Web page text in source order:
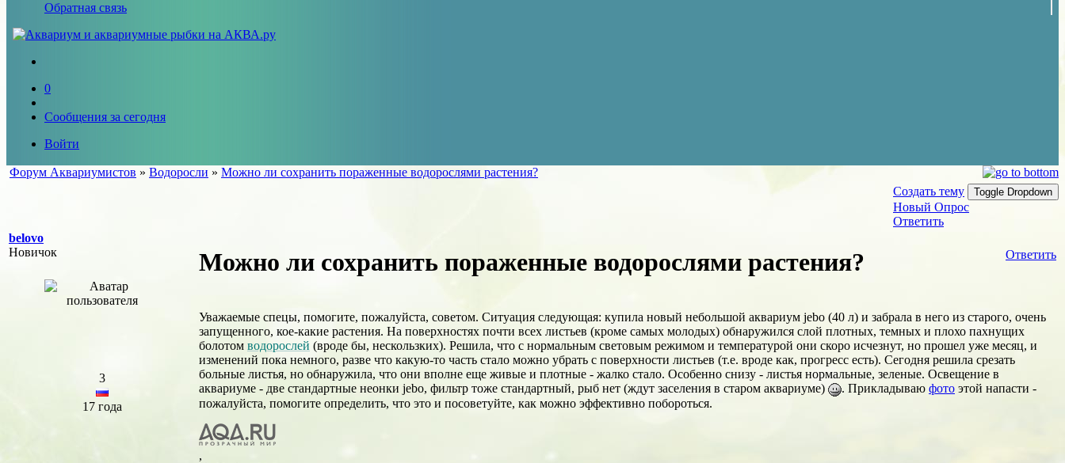
Обратная связь
0
Сообщения за сегодня
Войти
Форум Аквариумистов » Водоросли » Можно ли сохранить пораженные водорослями растения?
Создать тему
Toggle Dropdown
Новый Опрос
Ответить
belovo
Новичок
3
17 года
Ответить
Можно ли сохранить пораженные водорослями растения?
Уважаемые спецы, помогите, пожалуйста, советом. Ситуация следующая: купила новый небольшой аквариум jebo (40 л) и забрала в него из старого, очень
запущенного, кое-какие растения. На поверхностях почти всех листьев (кроме самых молодых) обнаружился слой плотных, темных и плохо пахнущих
болотом водорослей (вроде бы, нескользких). Решила, что с нормальным световым режимом и температурой они скоро исчезнут, но прошел уже месяц, и
изменений пока немного, разве что какую-то часть стало можно убрать с поверхности листьев (т.е. вроде как, прогресс есть). Сегодня решила срезать
больные листья, но обнаружила, что они вполне еще живые и плотные - жалко стало. Особенно снизу - листья нормальные, зеленые. Освещение в
аквариуме - две стандартные неонки jebo, фильтр тоже стандартный, рыб нет (ждут заселения в старом аквариуме)
. Прикладываю фото этой напасти -
пожалуйста, помогите определить, что это и посоветуйте, как можно эффективно побороться.
,